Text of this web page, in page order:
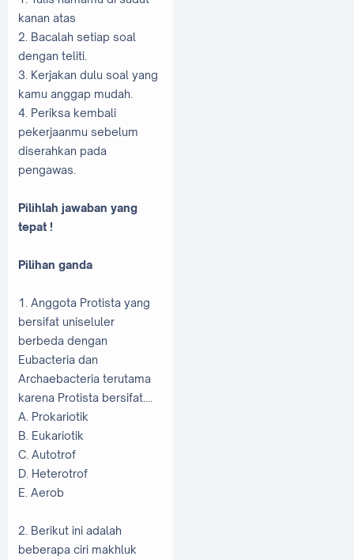
kanan atas
2. Bacalah setiap soal
dengan teliti.
3. Kerjakan dulu soal yang
kamu anggap mudah.
4. Periksa kembali
pekerjaanmu sebelum
diserahkan pada
pengawas.
Pilihlah jawaban yang
tepat !
Pilihan ganda
1. Anggota Protista yang
bersifat uniseluler
berbeda dengan
Eubacteria dan
Archaebacteria terutama
karena Protista bersifat....
A. Prokariotik
B. Eukariotik
C. Autotrof
D. Heterotrof
E. Aerob
2. Berikut ini adalah
beberapa ciri makhluk